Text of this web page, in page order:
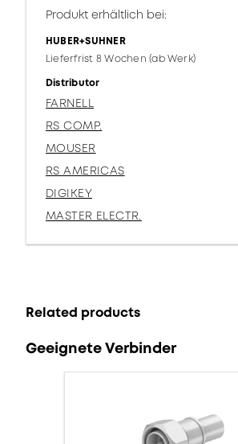
Produkt erhältlich bei:
HUBER+SUHNER
Lieferfrist 8 Wochen (ab Werk)
Distributor
FARNELL
RS COMP.
MOUSER
RS AMERICAS
DIGIKEY
MASTER ELECTR.
Related products
Geeignete Verbinder